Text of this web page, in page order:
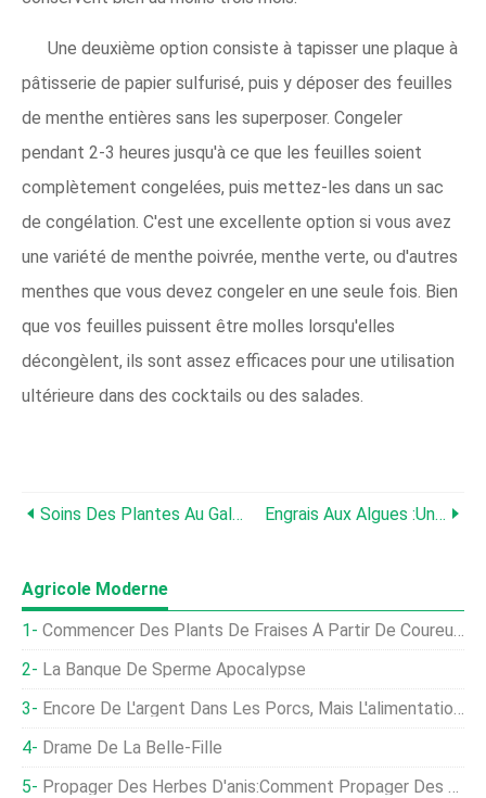
Une deuxième option consiste à tapisser une plaque à
pâtisserie de papier sulfurisé, puis y déposer des feuilles
de menthe entières sans les superposer. Congeler
pendant 2-3 heures jusqu'à ce que les feuilles soient
complètement congelées, puis mettez-les dans un sac
de congélation. C'est une excellente option si vous avez
une variété de menthe poivrée, menthe verte, ou d'autres
menthes que vous devez congeler en une seule fois. Bien
que vos feuilles puissent être molles lorsqu'elles
décongèlent, ils sont assez efficaces pour une utilisation
ultérieure dans des cocktails ou des salades.
Soins Des Plantes Au Galanga :cultiver Le Cousin Du Gingembre Engrais Aux Algues :une Prime Océanique Pour Les Plantes
Agricole Moderne
Commencer Des Plants De Fraises À Partir De Coureurs
La Banque De Sperme Apocalypse
Encore De L'argent Dans Les Porcs, Mais L'alimentation A Augmenté
Drame De La Belle-Fille
Propager Des Herbes D'anis:Comment Propager Des Plantes D'anis